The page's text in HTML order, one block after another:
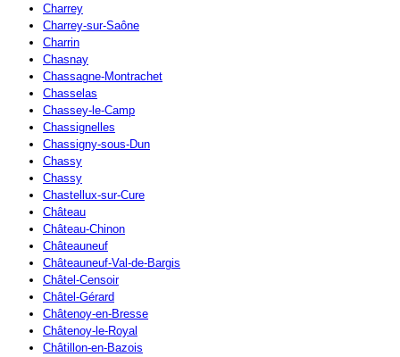
Charrey
Charrey-sur-Saône
Charrin
Chasnay
Chassagne-Montrachet
Chasselas
Chassey-le-Camp
Chassignelles
Chassigny-sous-Dun
Chassy
Chassy
Chastellux-sur-Cure
Château
Château-Chinon
Châteauneuf
Châteauneuf-Val-de-Bargis
Châtel-Censoir
Châtel-Gérard
Châtenoy-en-Bresse
Châtenoy-le-Royal
Châtillon-en-Bazois